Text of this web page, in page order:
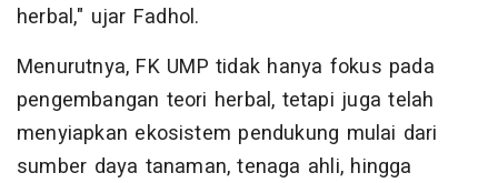
herbal," ujar Fadhol.
Menurutnya, FK UMP tidak hanya fokus pada
pengembangan teori herbal, tetapi juga telah
menyiapkan ekosistem pendukung mulai dari
sumber daya tanaman, tenaga ahli, hingga